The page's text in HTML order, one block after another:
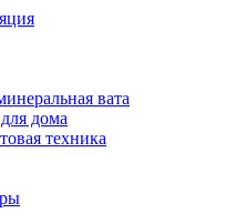
вата
дома
техника